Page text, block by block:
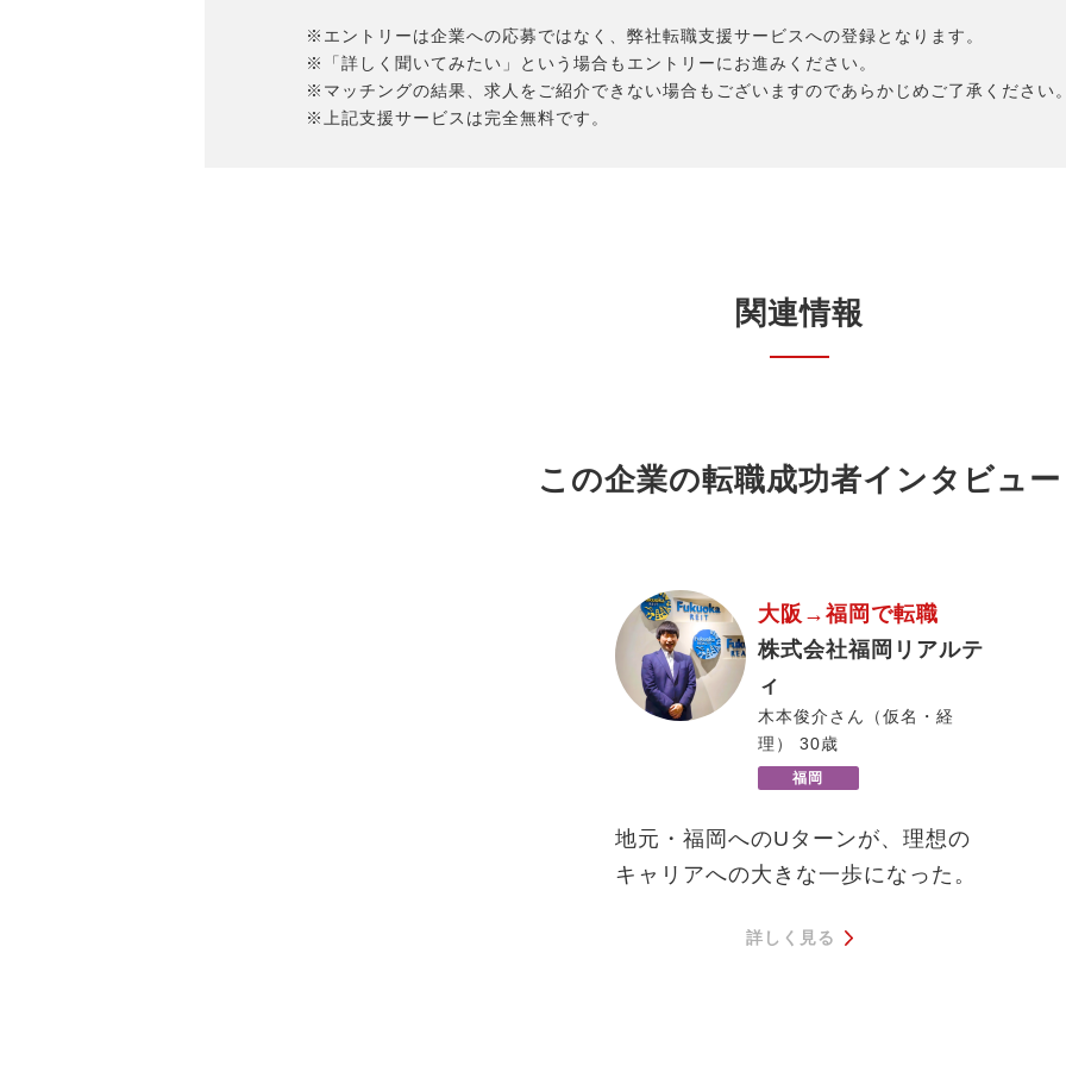
※エントリーは企業への応募ではなく、弊社転職支援サービスへの登録となります。
※「詳しく聞いてみたい」という場合もエントリーにお進みください。
※マッチングの結果、求人をご紹介できない場合もございますのであらかじめご了承ください
※上記支援サービスは完全無料です。
関連情報
この企業の転職成功者インタビュー
大阪→福岡で転職
株式会社福岡リアルテ
ィ
木本俊介さん（仮名・経
理） 30歳
福岡
地元・福岡へのUターンが、理想の
キャリアへの大きな一歩になった。
詳しく見る